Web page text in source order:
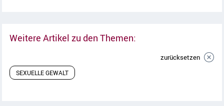
Weitere Artikel zu den Themen:
SEXUELLE GEWALT
zurücksetzen